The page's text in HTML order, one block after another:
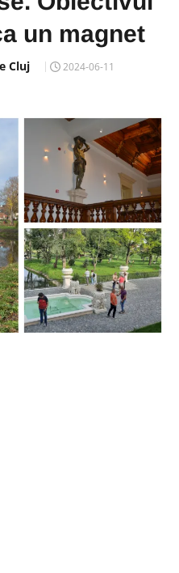
un magnet
Cluj
2024-06-11